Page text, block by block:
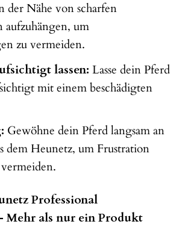
der Nähe von scharfen
aufzuhängen, um
zu vermeiden.
lassen: Lasse dein Pferd
mit einem beschädigten
Gewöhne dein Pferd langsam an
dem Heunetz, um Frustration
Professional
Mehr als nur ein Produkt